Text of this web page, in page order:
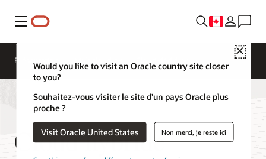
Menu
Close
Would you like to visit an Oracle country site closer
to you?
Souhaitez-vous visiter le site d’un pays Oracle plus
proche ?
Visit Oracle United States Non merci, je reste ici
Présentation
Cloud hybride